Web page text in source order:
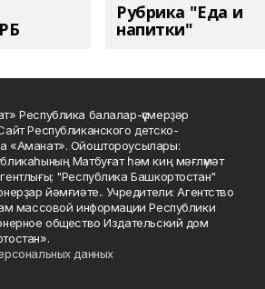
Рубрика "Еда и
напитки"
Республика балалар-үҫмерҙәр
Республиканского детско-
«Аманат». Ойоштороусылары:
Матбуғат һәм киң мәғлүмәт
"Республика Башкортостан"
йәмғиәте.. Учредители: Агентство
массовой информации Республики
общество Издательский дом
данных